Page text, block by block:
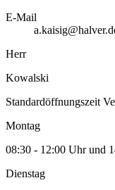
E-Mail
Herr
Kowalski
Standardöffnungszeit
Montag
08:30 - 12:00 Uhr und
Dienstag